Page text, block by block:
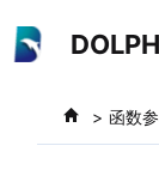
函数
C